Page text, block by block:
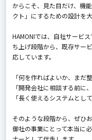
からこそ、見た目だけ、機
クト」にするための設計を
HAMONIでは、自社サービ
ち上げ段階から、既存サー
応しています。
「何を作ればよいか、まだ
「開発会社に相談する前に
「長く使えるシステムとし
そのような段階から、ぜひ
御社の事業にとって本当に